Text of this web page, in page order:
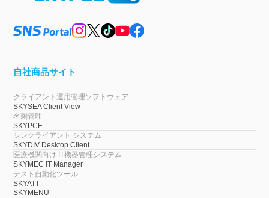
自社商品サイト
クライアント運用管理ソフトウェア
SKYSEA Client View
名刺管理
SKYPCE
シンクライアント システム
SKYDIV Desktop Client
医療機関向け IT機器管理システム
SKYMEC IT Manager
テスト自動化ツール
SKYATT
SKYMENU